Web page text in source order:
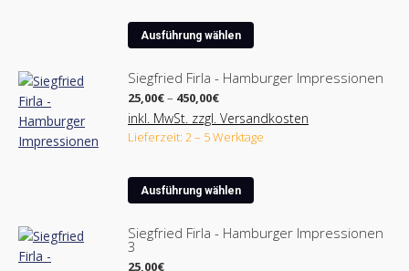
der
gewählt
werden
Ausführung wählen
Dieses
Produkt
mehrere
Varianten
auf.
der
Siegfried Firla - Hamburger Impressionen
25,00€– 450,00€Preisspanne:
25,00€
bis
450,00€
inkl. MwSt. zzgl. Versandkosten
Lieferzeit: 2 – 5 Werktage
Ausführung wählen
Dieses
Produkt
mehrere
Siegfried Firla - Hamburger Impressionen
3
25,00€